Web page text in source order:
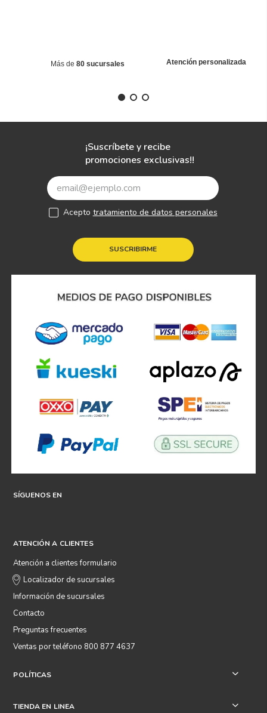
Más de 80 sucursales Atención personalizada
¡Suscríbete y recibe
promociones exclusivas!!
SUSCRIBIRME
Acepto tratamiento de datos personales
SÍGUENOS EN
ATENCIÓN A CLIENTES
Atención a clientes formulario
Localizador de sucursales
Información de sucursales
Contacto
Preguntas frecuentes
Ventas por teléfono 800 877 4637
POLÍTICAS +
TIENDA EN LINEA +